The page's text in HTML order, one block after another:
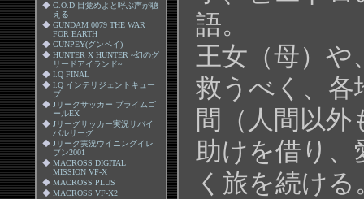
◆ G.O.D 目覚めよと呼ぶ声が聴
える
◆ GUNDAM 0079 THE WAR
FOR EARTH
◆ GUNPEY(グンペイ)
◆ HUNTER X HUNTER ~幻のグ
リードアイランド~
◆ I.Q FINAL
◆ I.Q インテリジェントキュー
ブ
◆ Jリーグサッカー プライムゴ
ールEX
◆ Jリーグサッカー実況サバイ
バルリーグ
◆ Jリーグ実況ウイニングイレ
ブン2001
◆ MACROSS DIGITAL
MISSION VF-X
◆ MACROSS PLUS
◆ MACROSS VF-X2
語。
王女（母）や
救うべく、各
間（人間以外
助けを借り
く旅を続け